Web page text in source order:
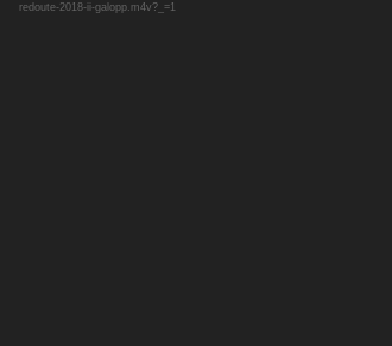
redoute-2018-ii-galopp.m4v?_=1